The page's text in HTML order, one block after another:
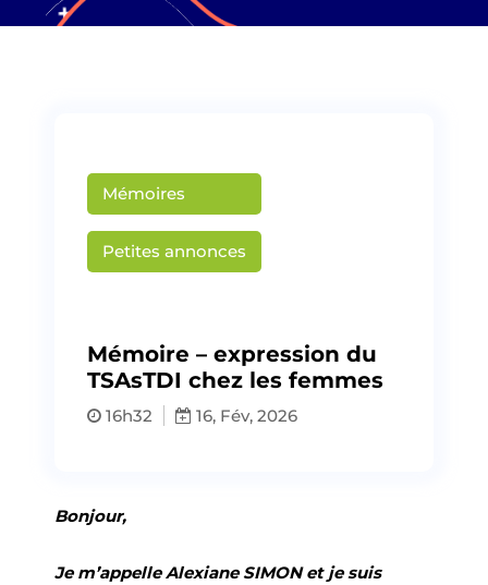
Mémoires
Petites annonces
Mémoire – expression du
TSAsTDI chez les femmes
16h32 16, Fév, 2026
Bonjour,
Je m’appelle Alexiane SIMON et je suis